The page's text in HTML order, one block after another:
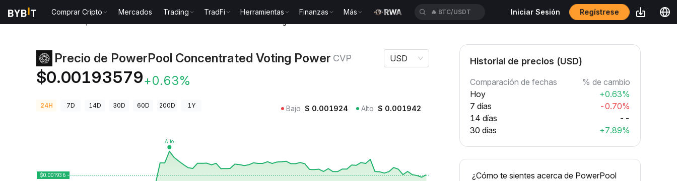
Comprar Cripto Mercados Trading TradFi Herramientas Finanzas Más 🔥 BTC/USDT Iniciar Sesión Regístrese
Precio de PowerPool Concentrated Voting Power CVP
$0.00193579+0.63%
USD
24H 7D 14D 30D 60D 200D 1Y Bajo $ 0.001924 Alto $ 0.001942
Historial de precios (USD)
Comparación de fechas
% de cambio
Hoy
+0.63%
7 días
-0.70%
14 días
--
30 días
+7.89%
¿Cómo te sientes acerca de PowerPool